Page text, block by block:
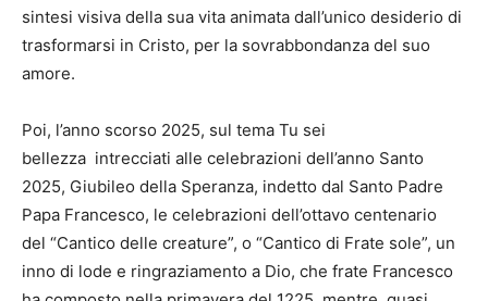
sintesi visiva della sua vita animata dall’unico desiderio di
trasformarsi in Cristo, per la sovrabbondanza del suo
amore.
Poi, l’anno scorso 2025, sul tema Tu sei
bellezza intrecciati alle celebrazioni dell’anno Santo
2025, Giubileo della Speranza, indetto dal Santo Padre
Papa Francesco, le celebrazioni dell’ottavo centenario
del “Cantico delle creature”, o “Cantico di Frate sole”, un
inno di lode e ringraziamento a Dio, che frate Francesco